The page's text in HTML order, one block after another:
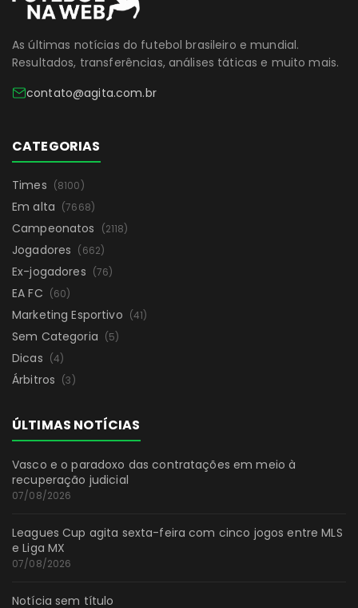
As últimas notícias do futebol brasileiro e mundial.
Resultados, transferências, análises táticas e muito mais.
contato@agita.com.br
CATEGORIAS
Times (8100)
Em alta (7668)
Campeonatos (2118)
Jogadores (662)
Ex-jogadores (76)
EA FC (60)
Marketing Esportivo (41)
Sem Categoria (5)
Dicas (4)
Árbitros (3)
ÚLTIMAS NOTÍCIAS
Vasco e o paradoxo das contratações em meio à
recuperação judicial
07/08/2026
Leagues Cup agita sexta-feira com cinco jogos entre MLS
e Liga MX
07/08/2026
Notícia sem título